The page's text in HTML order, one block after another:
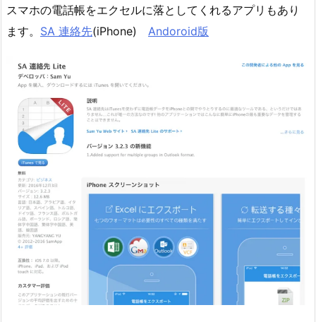
スマホの電話帳をエクセルに落としてくれるアプリもあり
ます。 SA 連絡先(iPhone) Andoroid版